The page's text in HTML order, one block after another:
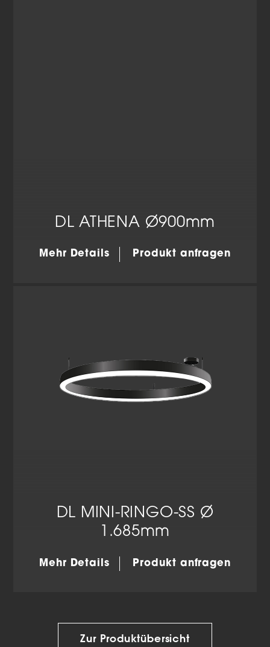
DL ATHENA Ø900mm
Mehr Details Produkt anfragen
DL MINI-RINGO-SS Ø
1.685mm
Mehr Details Produkt anfragen
Zur Produktübersicht